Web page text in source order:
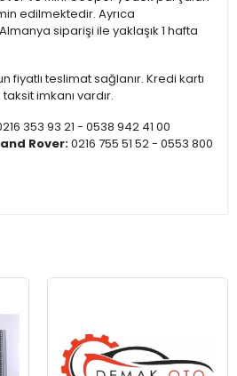
edilmektedir. Ayrıca
siparişi ile yaklaşık 1 hafta
fiyatlı teslimat sağlanır. Kredi kartı
imkanı vardır.
353 93 21 - 0538 942 41 00
Rover:0216 755 51 52 - 0553 800